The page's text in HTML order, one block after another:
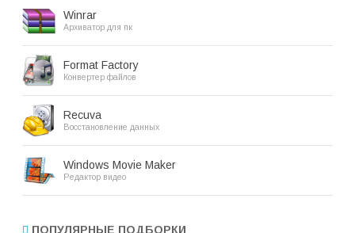
Winrar
Архиватор для пк
Format Factory
Конвертер файлов
Recuva
Восстановление данных
Windows Movie Maker
Редактор видео
ПОПУЛЯРНЫЕ ПОДБОРКИ